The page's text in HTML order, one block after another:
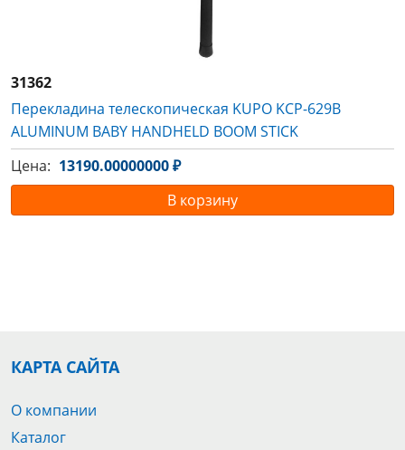
31362
Перекладина телескопическая KUPO KCP-629B
ALUMINUM BABY HANDHELD BOOM STICK
Цена: 13190.00000000 ₽
В корзину
КАРТА САЙТА
О компании
Каталог